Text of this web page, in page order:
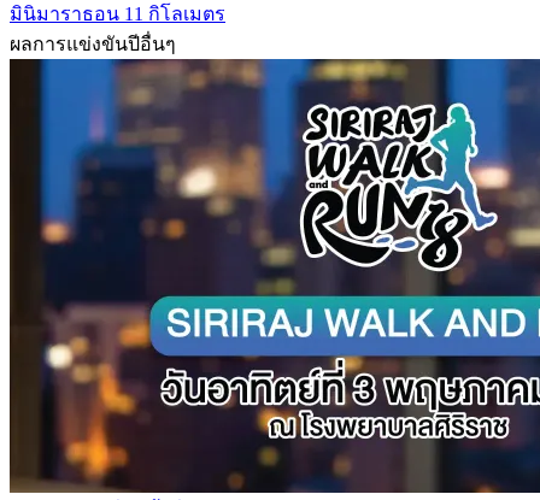
มินิมาราธอน 11 กิโลเมตร
ผลการแข่งขันปีอื่นๆ